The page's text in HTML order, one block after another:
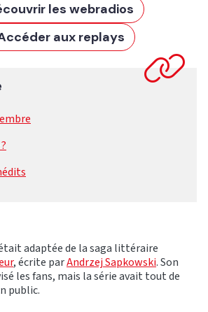
les webradios
aux replays
adaptée de la saga littéraire
, écrite parAndrzej Sapkowski. Son
les fans, mais la série avait tout de
public.